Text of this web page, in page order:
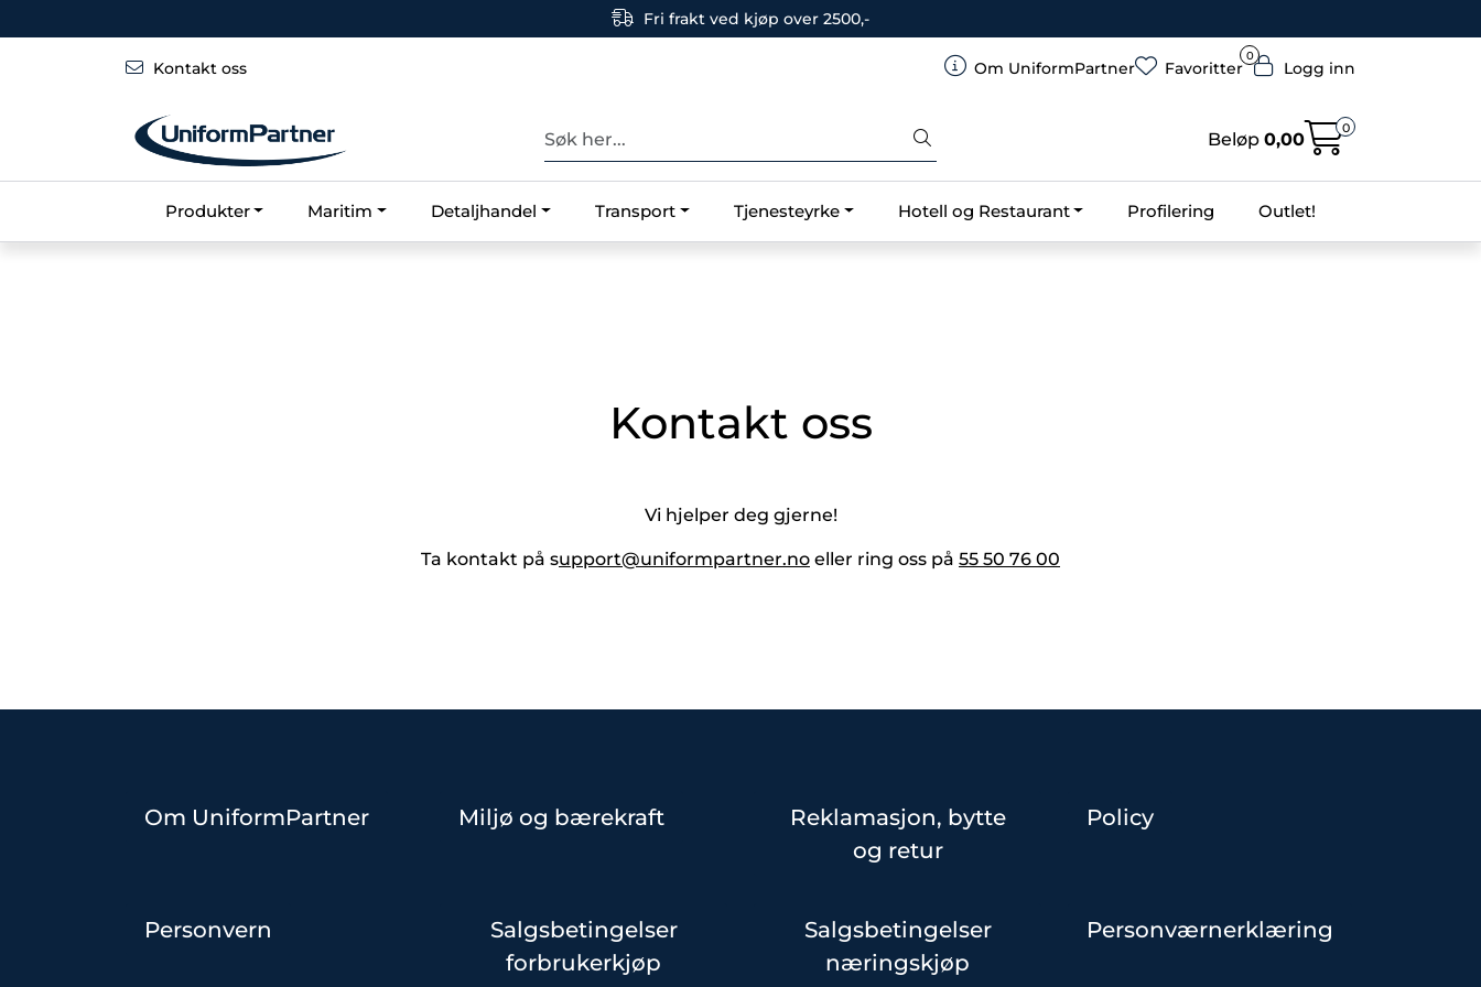
Fri frakt ved kjøp over 2500,-
Kontakt oss Om UniformPartner
0
Favoritter Logg inn
Beløp 0,00
0
Produkter Maritim Detaljhandel Transport Tjenesteyrke Hotell og Restaurant Profilering Outlet!
Kontakt oss
Vi hjelper deg gjerne!
Ta kontakt på support@uniformpartner.no eller ring oss på 55 50 76 00
Om UniformPartner Miljø og bærekraft
Reklamasjon, bytte
og retur
Policy
Personvern
Salgsbetingelser
forbrukerkjøp
Salgsbetingelser
næringskjøp
Personværnerklæring